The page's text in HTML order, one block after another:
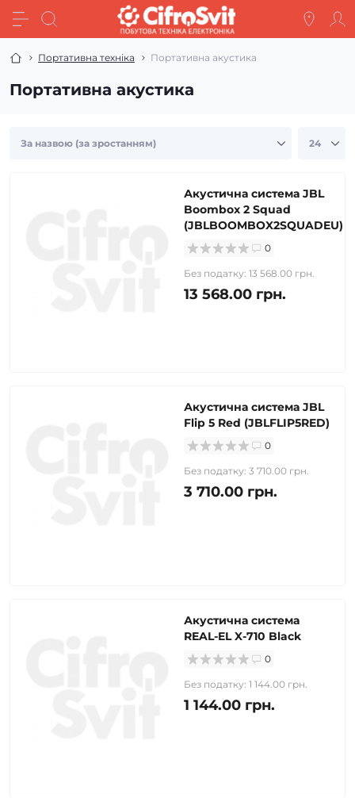
Портативна техніка Портативна акустика
Портативна акустика
Акустична система JBL
Boombox 2 Squad
(JBLBOOMBOX2SQUADEU)
0
Без податку: 13 568.00 грн.
13 568.00 грн.
Акустична система JBL
Flip 5 Red (JBLFLIP5RED)
0
Без податку: 3 710.00 грн.
3 710.00 грн.
Акустична система
REAL-EL X-710 Black
0
Без податку: 1 144.00 грн.
1 144.00 грн.